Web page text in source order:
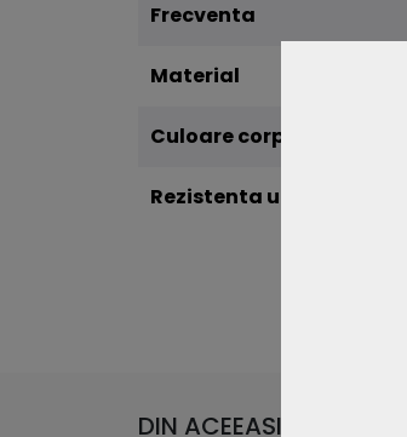
Frecventa
Material
Culoare corp
Rezistenta umiditate (IP)
DIN ACEEASI CATEGORIE